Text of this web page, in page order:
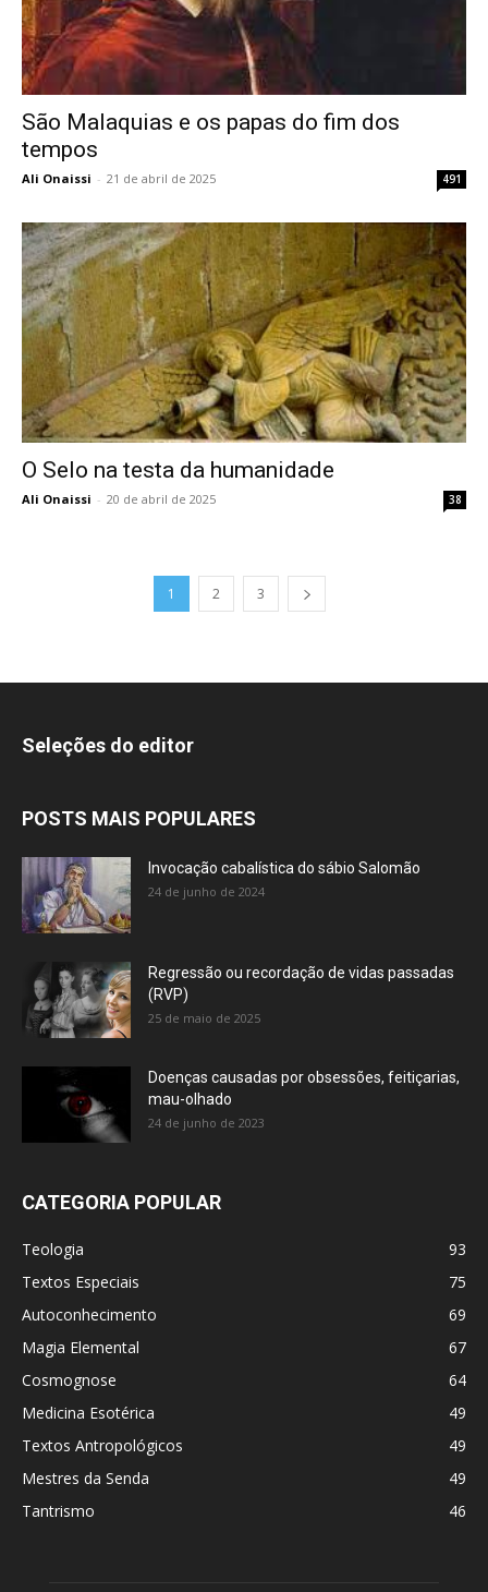
São Malaquias e os papas do fim dos
tempos
Ali Onaissi - 21 de abril de 2025 491
O Selo na testa da humanidade
Ali Onaissi - 20 de abril de 2025 38
1 2 3
Seleções do editor
POSTS MAIS POPULARES
Invocação cabalística do sábio Salomão
24 de junho de 2024
Regressão ou recordação de vidas passadas
(RVP)
25 de maio de 2025
Doenças causadas por obsessões, feitiçarias,
mau-olhado
24 de junho de 2023
CATEGORIA POPULAR
Teologia
93
Textos Especiais
75
Autoconhecimento
69
Magia Elemental
67
Cosmognose
64
Medicina Esotérica
49
Textos Antropológicos
49
Mestres da Senda
49
Tantrismo
46